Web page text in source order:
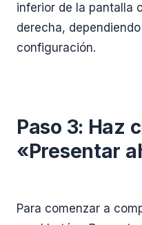
inferior de la pantalla
derecha,
configuración.
Paso 3: Haz
«Presentar
Para comenzar a